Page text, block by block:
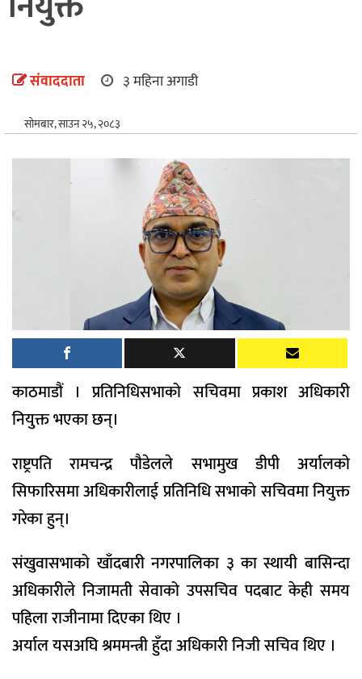
अन्तर्राष्ट्रिय
संवाददाता ३ महिना अगाडी
सोमबार, साउन २५, २०८३
काठमाडौं । प्रतिनिधिसभाको सचिवमा प्रकाश अधिकारी
नियुक्त भएका छन्।
राष्ट्रपति रामचन्द्र पौडेलले सभामुख डीपी अर्यालको
सिफारिसमा अधिकारीलाई प्रतिनिधि सभाको सचिवमा नियुक्त
गरेका हुन्।
संखुवासभाको खाँदबारी नगरपालिका ३ का स्थायी बासिन्दा
अधिकारीले निजामती सेवाको उपसचिव पदबाट केही समय
पहिला राजीनामा दिएका थिए ।
अर्याल यसअघि श्रममन्त्री हुँदा अधिकारी निजी सचिव थिए ।